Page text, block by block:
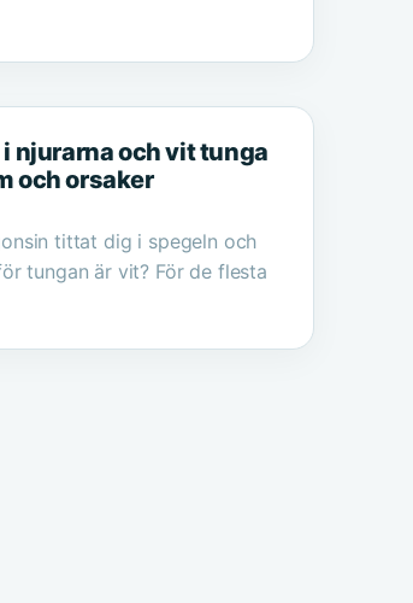
njurarna och vit tunga
och orsaker
tittat dig i spegeln och
tungan är vit? För de flesta